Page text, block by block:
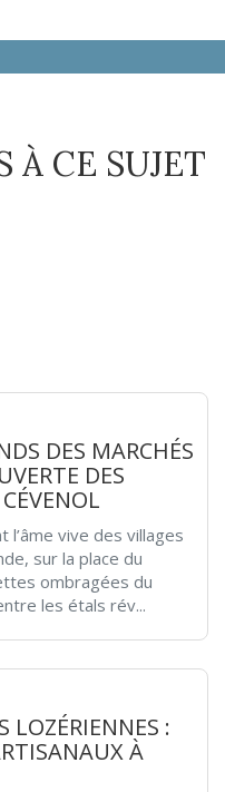
À CE SUJET
DES MARCHÉS
DES
l’âme vive des villages
sur la place du
ombragées du
les étals rév...
LOZÉRIENNES :
À